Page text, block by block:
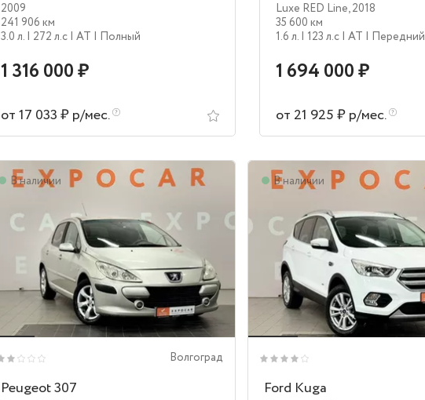
2009
241 906 км
3.0 л. | 272 л.c | AT | Полный
1 316 000 ₽
от 17 033 ₽ р/мес.
Luxe RED Line,2018
35 600 км
1.6 л. | 123 л.c | AT | Передний
1 694 000 ₽
от 21 925 ₽ р/мес.
В наличии
Волгоград
Peugeot 307
В наличии
Ford Kuga